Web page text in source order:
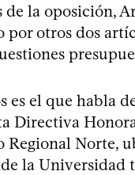
de la oposición,
por otros dos
es el que habla
Directiva
Regional Norte,
la Universidad